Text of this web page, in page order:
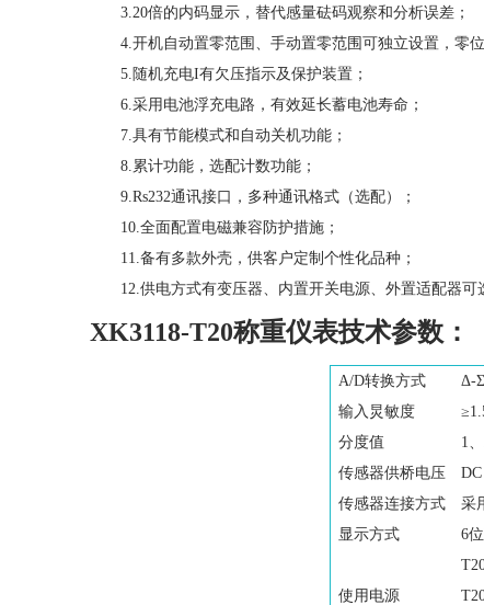
3.20倍的内码显示，替代感量砝码观察和分析误差；
4.开机自动置零范围、手动置零范围可独立设置，零
5.随机充电I有欠压指示及保护装置；
6.采用电池浮充电路，有效延长蓄电池寿命；
7.具有节能模式和自动关机功能；
8.累计功能，选配计数功能；
9.Rs232通讯接口，多种通讯格式（选配）；
10.全面配置电磁兼容防护措施；
11.备有多款外壳，供客户定制个性化品种；
12.供电方式有变压器、内置开关电源、外置适配器可
XK3118-T20称重仪表技术参数：
A/D转换方式
Δ-
输入炅敏度
分度值
1
传感器供桥电压
传感器连接方式
采
显示方式
6
使用电源